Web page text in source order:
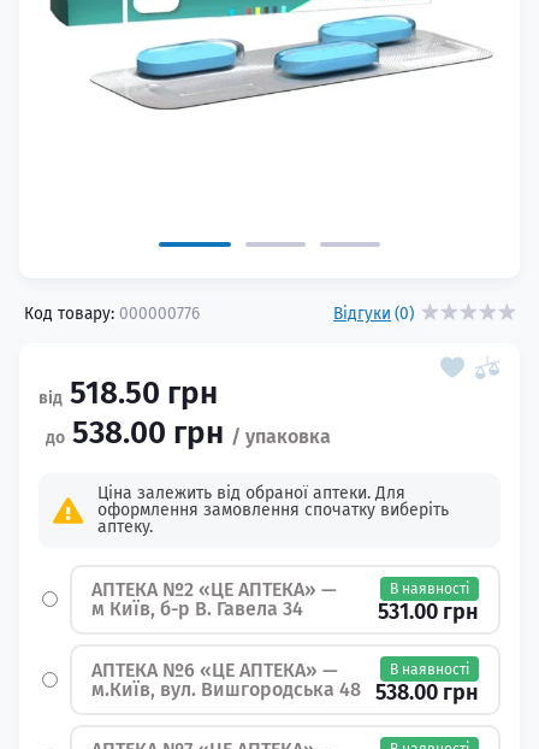
Код товару: 000000776 Відгуки (0)
518.50 грн
538.00 грн
Ціна залежить від обраної аптеки. Для
оформлення замовлення спочатку виберіть
аптеку.
АПТЕКА №2 «ЦЕ АПТЕКА» —
м Київ, б-р В. Гавела 34
В наявності
531.00 грн
АПТЕКА №6 «ЦЕ АПТЕКА» —
м.Київ, вул. Вишгородська 48
В наявності
538.00 грн